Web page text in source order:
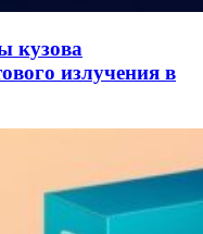
кузова
излучения в